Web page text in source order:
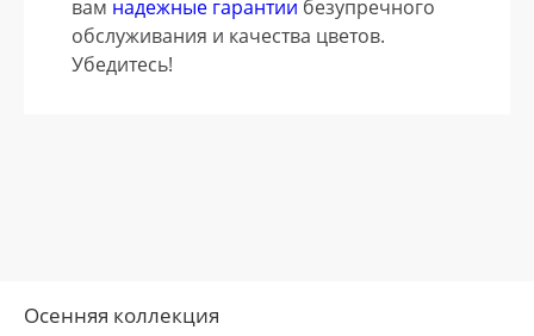
вам надежные гарантии безупречного
обслуживания и качества цветов.
Убедитесь!
Осенняя коллекция